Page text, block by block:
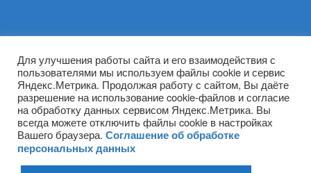
Архивы
Для улучшения работы сайта и его взаимодействия с
пользователями мы используем файлы cookie и сервис
Яндекс.Метрика. Продолжая работу с сайтом, Вы даёте
разрешение на использование cookie-файлов и согласие
на обработку данных сервисом Яндекс.Метрика. Вы
всегда можете отключить файлы cookie в настройках
Вашего браузера. Соглашение об обработке
персональных данных